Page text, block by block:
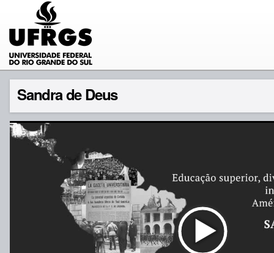
Sandra de Deus